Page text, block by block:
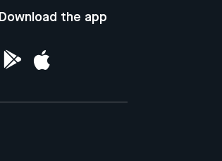
Download the app